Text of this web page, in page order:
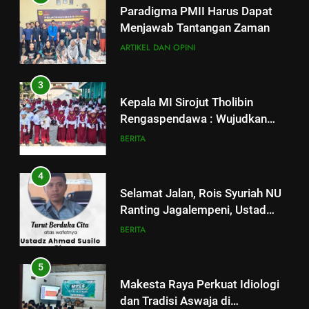
Kepala MI Sirojut Tholibin
Rengaspendawa : Wujudkan
Madrasah Bahagia
4
Selamat Jalan, Rois Syuriah NU
Ranting Jagalempeni, Ustad
Susilo
5
Makesta Raya Perkuat Idiologi
dan Tradisi Aswaja di
lingkungan Pelajar Yayasan Al
Fattah
6
MENGENANG EYANG
SASTROHAMIJOYO, SANTRI
Paradigma PMII Harus Dapat
Menjawab Tantangan Zaman
ARTIKEL DAN OPINI
3
Kepala MI Sirojut Tholibin
Rengaspendawa : Wujudkan
Madrasah Bahagia
BERITA
4
Selamat Jalan, Rois Syuriah NU
Ranting Jagalempeni, Ustad
Susilo
BERITA
5
Makesta Raya Perkuat Idiologi
dan Tradisi Aswaja di